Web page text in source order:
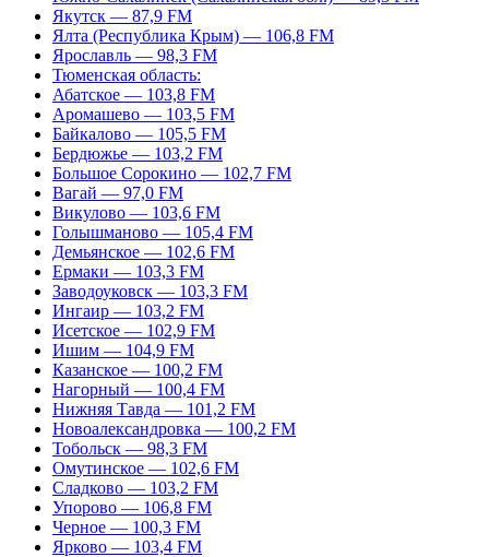
Якутск — 87,9 FM
Ялта (Республика Крым) — 106,8 FM
Ярославль — 98,3 FM
Тюменская область:
Абатское — 103,8 FM
Аромашево — 103,5 FM
Байкалово — 105,5 FM
Бердюжье — 103,2 FM
Большое Сорокино — 102,7 FM
Вагай — 97,0 FM
Викулово — 103,6 FM
Голышманово — 105,4 FM
Демьянское — 102,6 FM
Ермаки — 103,3 FM
Заводоуковск — 103,3 FM
Ингаир — 103,2 FM
Исетское — 102,9 FM
Ишим — 104,9 FM
Казанское — 100,2 FM
Нагорный — 100,4 FM
Нижняя Тавда — 101,2 FM
Новоалександровка — 100,2 FM
Тобольск — 98,3 FM
Омутинское — 102,6 FM
Сладково — 103,2 FM
Упорово — 106,8 FM
Черное — 100,3 FM
Ярково — 103,4 FM